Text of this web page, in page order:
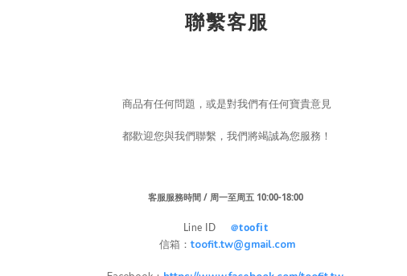
聯繫客服
商品有任何問題，或是對我們有任何寶貴意見
都歡迎您與我們聯繫，我們將竭誠為您服務！
客服服務時間 / 周一至周五 10:00-18:00
Line ID ＠toofit
信箱：toofit.tw@gmail.com